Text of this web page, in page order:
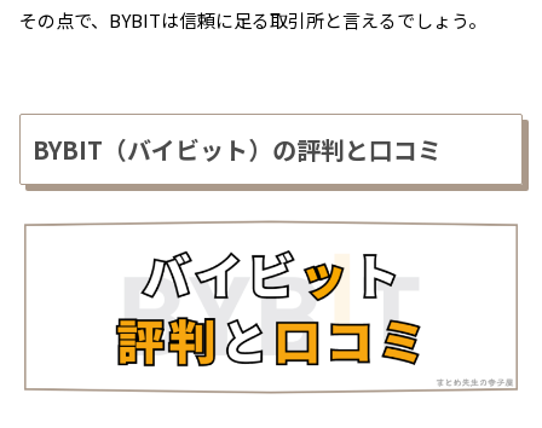
出金制限をかけずに対応とは思いもしなかっ
引用元：X（旧Twitter）
bybit、ハッキングされてから対応までのスピ
ードが完璧過ぎて利用者が更に増えそうだね。
金融庁はしめしめと思っただろうけどこれは完
全にbybitの圧勝。
その点で、BYBITは信頼に足る取引所と言えるでしょう。
BYBIT（バイビット）の評判と口コミ